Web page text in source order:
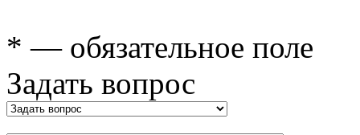
* — обязательное поле
Задать вопрос